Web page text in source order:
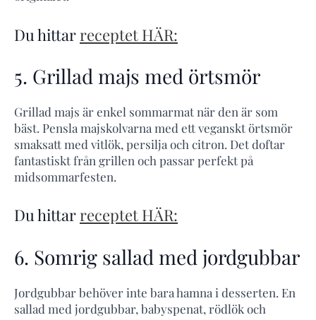
Du hittar receptet HÄR:
5. Grillad majs med örtsmör
Grillad majs är enkel sommarmat när den är som
bäst. Pensla majskolvarna med ett veganskt örtsmör
smaksatt med vitlök, persilja och citron. Det doftar
fantastiskt från grillen och passar perfekt på
midsommarfesten.
Du hittarreceptet HÄR:
6. Somrig sallad med jordgubbar
Jordgubbar behöver inte bara hamna i desserten. En
sallad med jordgubbar, babyspenat, rödlök och